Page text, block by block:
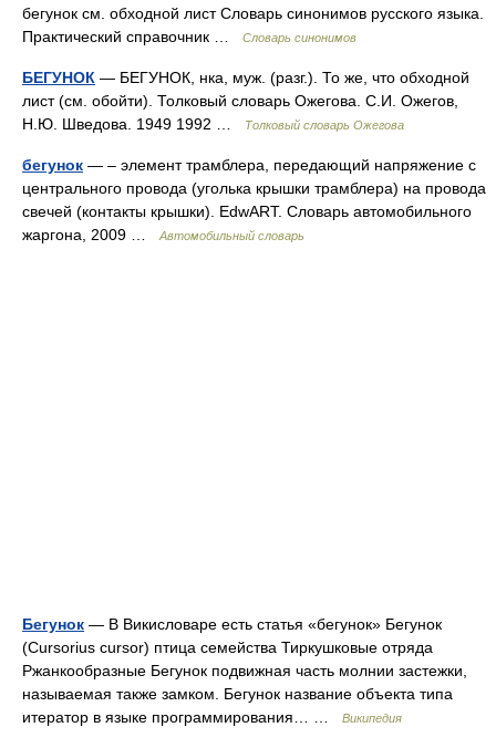
бегунок см. обходной лист Словарь синонимов русского языка.
Практический справочник …
Словарь синонимов
БЕГУНОК — БЕГУНОК, нка, муж. (разг.). То же, что обходной
лист (см. обойти). Толковый словарь Ожегова. С.И. Ожегов,
Н.Ю. Шведова. 1949 1992 …
Толковый словарь Ожегова
бегунок — – элемент трамблера, передающий напряжение с
центрального провода (уголька крышки трамблера) на провода
свечей (контакты крышки). EdwART. Словарь автомобильного
жаргона, 2009 …
Автомобильный словарь
Бегунок — В Викисловаре есть статья «бегунок» Бегунок
(Cursorius cursor) птица семейства Тиркушковые отряда
Ржанкообразные Бегунок подвижная часть молнии застежки,
называемая также замком. Бегунок название объекта типа
итератор в языке программирования… …
Википедия